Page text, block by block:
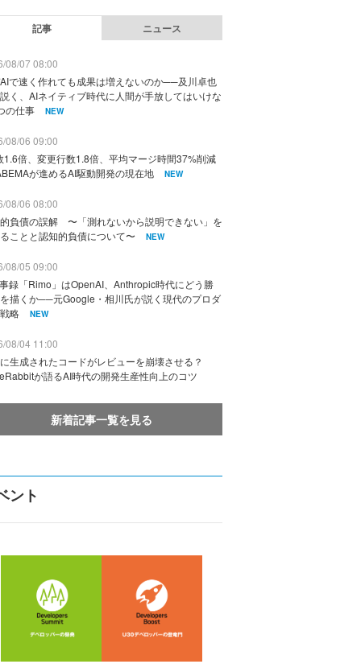
記事 ニュース
08/07 08:00
で速く作れても成果は増えないのか──及川卓也
く、AIネイティブ時代に人間が手放してはいけな
の仕事
NEW
08/06 09:00
1.6倍、変更行数1.8倍、平均マージ時間37%削減
が進めるAI駆動開発の現在地
NEW
08/06 08:00
負債の誤解 〜「測れないから説明できない」を
ことと認知的負債について〜
NEW
08/05 09:00
録「Rimo」はOpenAI、Anthropic時代にどう勝
描くか──元Google・相川氏が説く現代のプロダ
略
NEW
08/04 11:00
生成されたコードがレビューを崩壊させる？
が語るAI時代の開発生産性向上のコツ
新着記事一覧を見る
ント